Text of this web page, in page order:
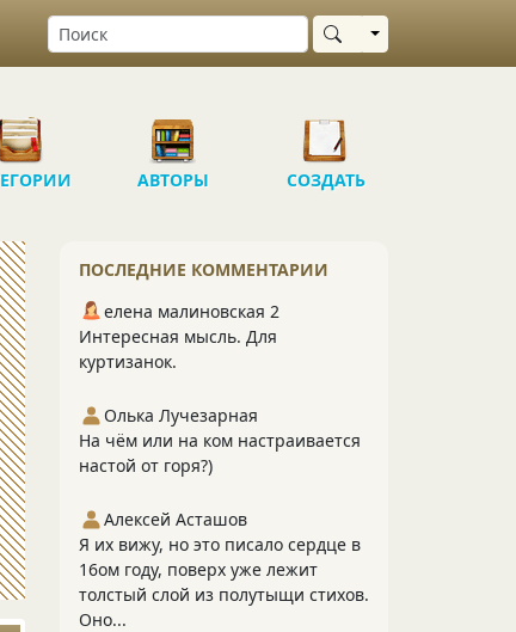
Выбрать область
АВТОРЫ СОЗДАТЬ
ПОСЛЕДНИЕ КОММЕНТАРИИ
елена малиновская 2
Интересная мысль. Для
куртизанок.
Олька Лучезарная
На чём или на ком настраивается
настой от горя?)
Алексей Асташов
Я их вижу, но это писало сердце в
16ом году, поверх уже лежит
толстый слой из полутыщи стихов.
Оно...